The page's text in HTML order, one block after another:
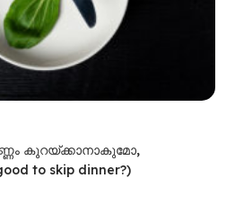
കുറയ്ക്കാനാകുമോ,
to skip dinner?)